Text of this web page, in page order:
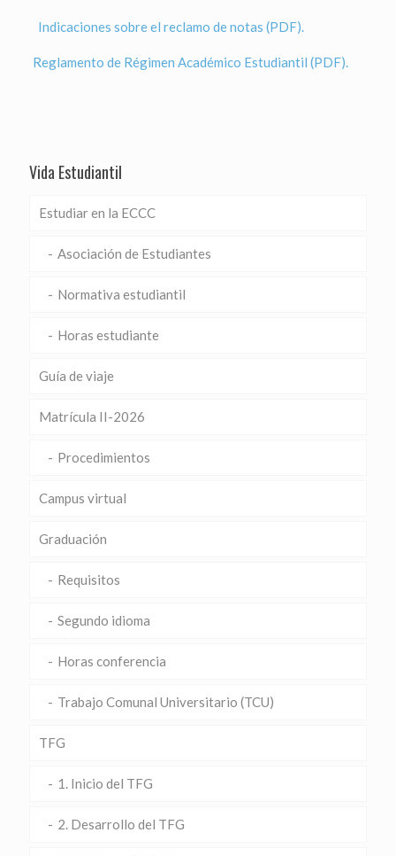
Indicaciones sobre el reclamo de notas (PDF).
Reglamento de Régimen Académico Estudiantil (PDF).
Vida Estudiantil
Estudiar en la ECCC
Asociación de Estudiantes
Normativa estudiantil
Horas estudiante
Guía de viaje
Matrícula II-2026
Procedimientos
Campus virtual
Graduación
Requisitos
Segundo idioma
Horas conferencia
Trabajo Comunal Universitario (TCU)
TFG
1. Inicio del TFG
2. Desarrollo del TFG